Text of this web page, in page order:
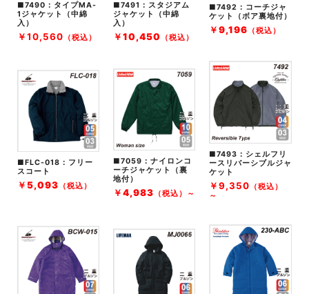
■7490 ：タイプMA-
1ジャケット（中綿
入）
￥10,560 （税込）
■7491 ：スタジアム
ジャケット（中綿
入）
￥10,450 （税込）
■7492 ：コーチジャ
ケット（ボア裏地付）
￥9,196 （税込）
■FLC-018 ：フリー
スコート
￥5,093 （税込）
■7059 ：ナイロンコ
ーチジャケット（裏
地付）
￥4,983 （税込）～
■7493 ：シェルフリ
ースリバーシブルジャ
ケット
￥9,350 （税込）
～